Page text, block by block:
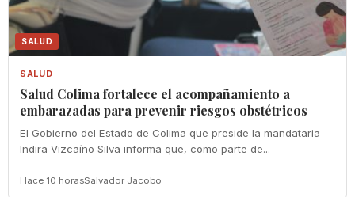
SALUD
SALUD
Salud Colima fortalece el acompañamiento a
embarazadas para prevenir riesgos obstétricos
El Gobierno del Estado de Colima que preside la mandataria
Indira Vizcaíno Silva informa que, como parte de...
Hace 10 horasSalvador Jacobo